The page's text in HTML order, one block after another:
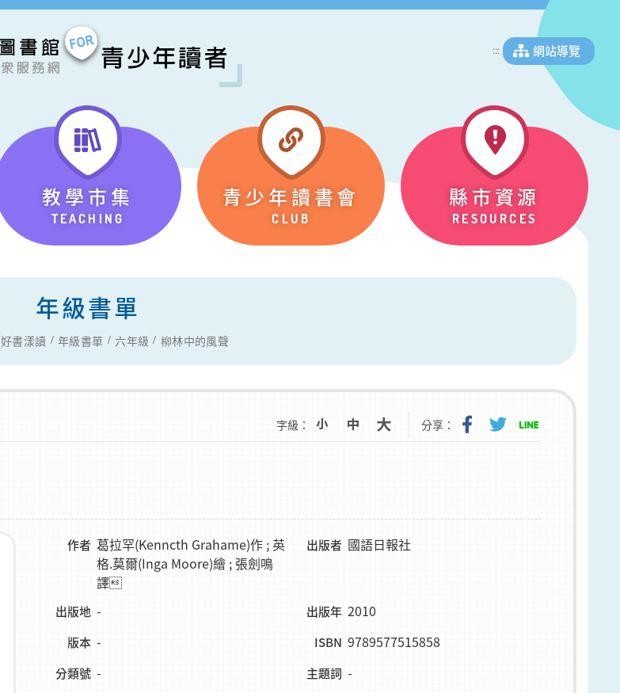
::: 網站導覽
教學市集
TEACHING
青少年讀書會
CLUB
縣市資源
RESOURCES
年級書單
好書漾讀 年級書單 六年級 柳林中的風聲
字級： 分享：
作者 葛拉罕(Kenncth Grahame)作 ; 英
格.莫爾(Inga Moore)繪 ; 張劍鳴
譯
出版者 國語日報社
出版地 - 出版年 2010
版本 - ISBN 9789577515858
分類號 - 主題詞 -